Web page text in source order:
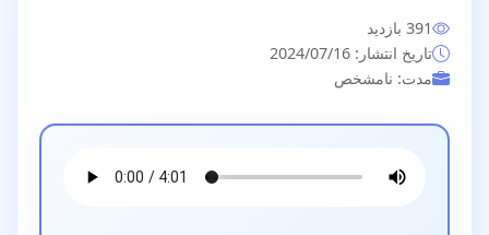
391 بازدید
تاریخ انتشار: 2024/07/16
مدت: نامشخص